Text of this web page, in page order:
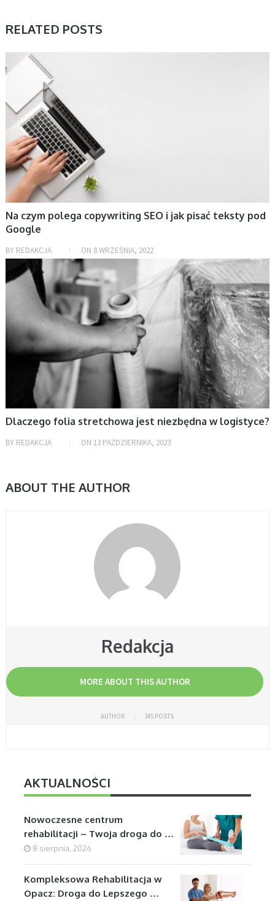
RELATED POSTS
AKTUALNOŚCI, BIZNES
Na czym polega copywriting SEO i jak pisać teksty pod
Google
BY REDAKCJA ON 8 WRZEŚNIA, 2022
AKTUALNOŚCI, BIZNES
Dlaczego folia stretchowa jest niezbędna w logistyce?
BY REDAKCJA ON 13 PAŹDZIERNIKA, 2023
ABOUT THE AUTHOR
Redakcja
MORE ABOUT THIS AUTHOR
AUTHOR 345 POSTS
AKTUALNOŚCI
Nowoczesne centrum
rehabilitacji – Twoja droga do …
8 sierpnia, 2026
Kompleksowa Rehabilitacja w
Opacz: Droga do Lepszego …